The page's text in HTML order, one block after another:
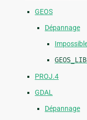
GEOS
Dépannage
PROJ.4
GDAL
Dépannage